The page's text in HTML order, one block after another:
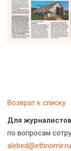
Возврат к списку
Для
по вопросам
alebed@ethnomir.ru